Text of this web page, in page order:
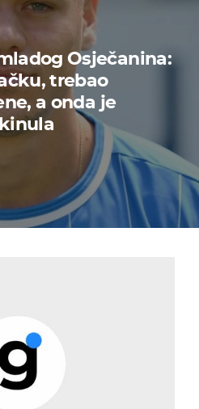
Osječanina:
trebao
a onda je